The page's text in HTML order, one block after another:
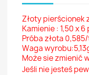
Złoty pierścionek
Kamienie : 1,50 x 6
Próba złota
Waga
Może sie zmienić
Jeśli nie jesteś